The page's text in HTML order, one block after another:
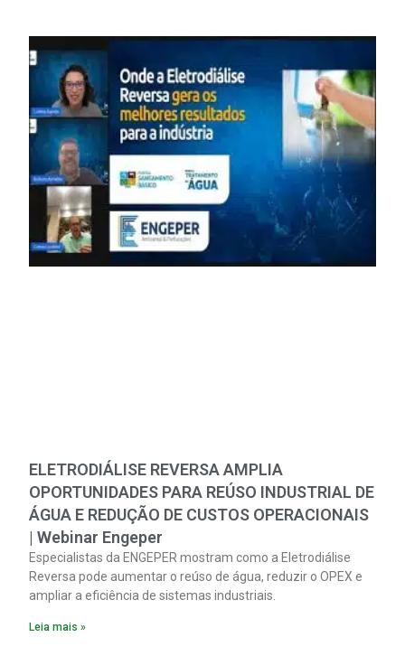
ELETRODIÁLISE REVERSA AMPLIA
OPORTUNIDADES PARA REÚSO INDUSTRIAL DE
ÁGUA E REDUÇÃO DE CUSTOS OPERACIONAIS
| Webinar Engeper
Especialistas da ENGEPER mostram como a Eletrodiálise
Reversa pode aumentar o reúso de água, reduzir o OPEX e
ampliar a eficiência de sistemas industriais.
Leia mais »